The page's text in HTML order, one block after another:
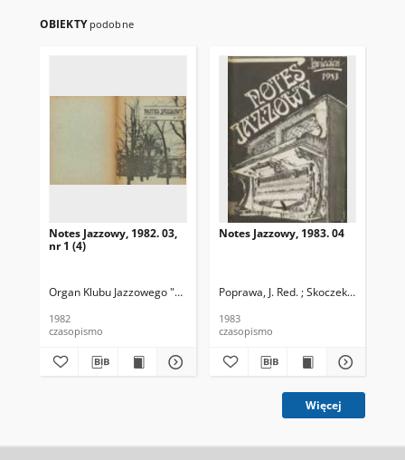
OBIEKTY podobne
Notes Jazzowy, 1982. 03,
nr 1 (4)
Organ Klubu Jazzowego "Rotunda" Skoczek, T. Red.
1982
czasopismo
Notes Jazzowy, 1983. 04
Poprawa, J. Red. ; Skoczek T. Red.
1983
czasopismo
Więcej